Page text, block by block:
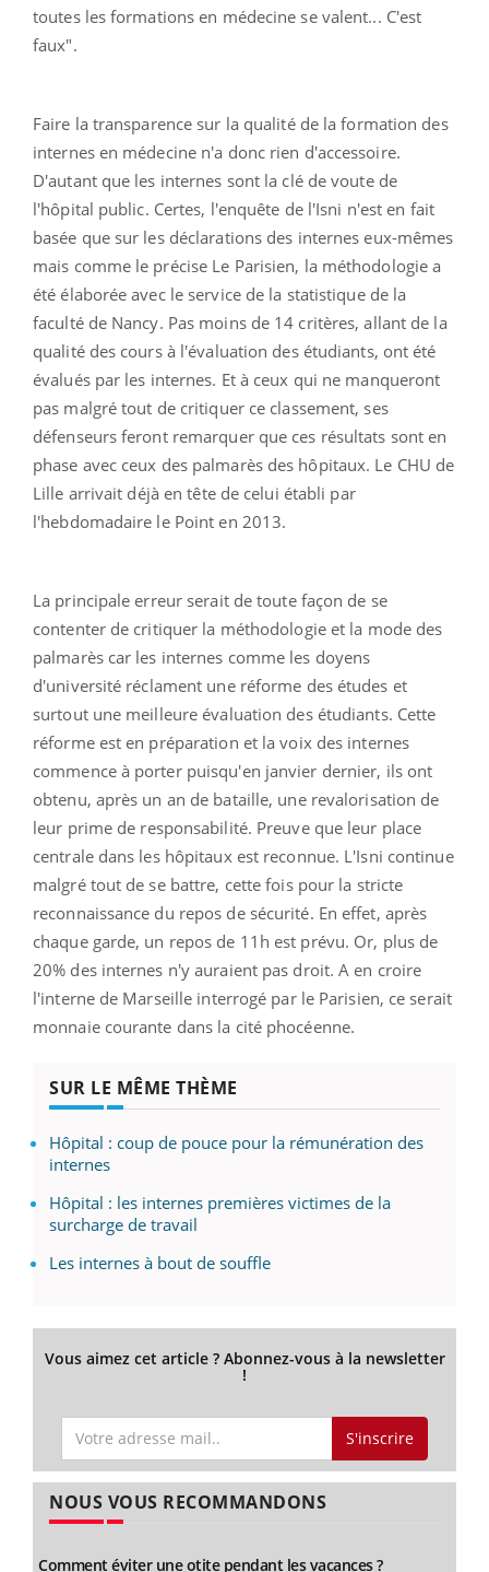
toutes les formations en médecine se valent... C'est
faux".
Faire la transparence sur la qualité de la formation des
internes en médecine n'a donc rien d'accessoire.
D'autant que les internes sont la clé de voute de
l'hôpital public. Certes, l'enquête de l'Isni n'est en fait
basée que sur les déclarations des internes eux-mêmes
mais comme le précise Le Parisien, la méthodologie a
été élaborée avec le service de la statistique de la
faculté de Nancy. Pas moins de 14 critères, allant de la
qualité des cours à l'évaluation des étudiants, ont été
évalués par les internes. Et à ceux qui ne manqueront
pas malgré tout de critiquer ce classement, ses
défenseurs feront remarquer que ces résultats sont en
phase avec ceux des palmarès des hôpitaux. Le CHU de
Lille arrivait déjà en tête de celui établi par
l'hebdomadaire le Point en 2013.
La principale erreur serait de toute façon de se
contenter de critiquer la méthodologie et la mode des
palmarès car les internes comme les doyens
d'université réclament une réforme des études et
surtout une meilleure évaluation des étudiants. Cette
réforme est en préparation et la voix des internes
commence à porter puisqu'en janvier dernier, ils ont
obtenu, après un an de bataille, une revalorisation de
leur prime de responsabilité. Preuve que leur place
centrale dans les hôpitaux est reconnue. L'Isni continue
malgré tout de se battre, cette fois pour la stricte
reconnaissance du repos de sécurité. En effet, après
chaque garde, un repos de 11h est prévu. Or, plus de
20% des internes n'y auraient pas droit. A en croire
l'interne de Marseille interrogé par le Parisien, ce serait
monnaie courante dans la cité phocéenne.
SUR LE MÊME THÈME
Hôpital : coup de pouce pour la rémunération des
internes
Hôpital : les internes premières victimes de la
surcharge de travail
Les internes à bout de souffle
Vous aimez cet article ? Abonnez-vous à la newsletter
!
S'inscrire
NOUS VOUS RECOMMANDONS
Comment éviter une otite pendant les vacances ?